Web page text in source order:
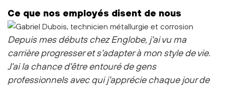
Ce que nos employés disent de nous
Depuis mes débuts chez Englobe, j'ai vu ma
carrière progresser et s'adapter à mon style de vie.
J'ai la chance d'être entouré de gens
professionnels avec qui j'apprécie chaque jour de